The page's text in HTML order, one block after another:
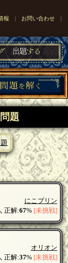
報 | お問い合わせ |
題
にこプリン
正解:67% [未挑戦]
オリオン
正解:37% [未挑戦]